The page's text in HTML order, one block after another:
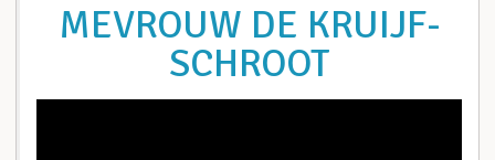
MEVROUW DE KRUIJF-
SCHROOT